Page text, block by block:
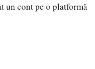
un cont pe o platformă